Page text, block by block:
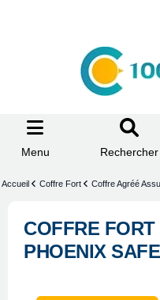
Menu Rechercher
Accueil Coffre Fort Coffre Agréé
COFFRE
PHOENIX